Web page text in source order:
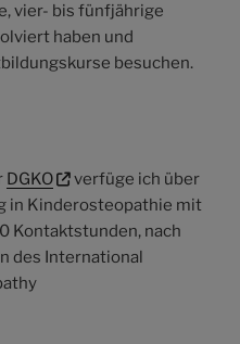
vier- bis fünfjährige
haben und
besuchen.
DGKO
verfüge ich über
in Kinderosteopathie mit
Kontaktstunden, nach
des International